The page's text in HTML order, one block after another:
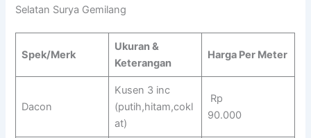
Selatan Surya Gemilang
Spek/Merk
Ukuran &
Keterangan
Harga Per Meter
Dacon
Kusen 3 inc
(putih,hitam,cokl
at)
Rp
90.000